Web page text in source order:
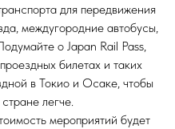
для передвижения
междугородние автобусы,
о Japan Rail Pass,
билетах и ​​таких
в Токио и Осаке, чтобы
легче.
мероприятий будет